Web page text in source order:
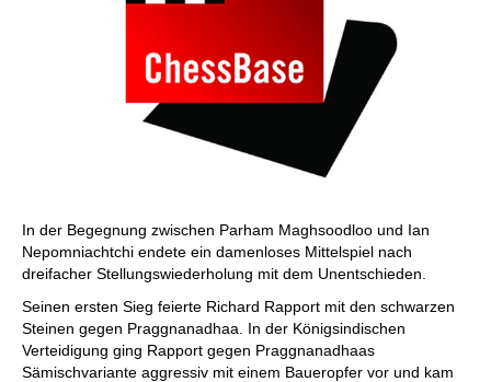
In der Begegnung zwischen Parham Maghsoodloo und Ian
Nepomniachtchi endete ein damenloses Mittelspiel nach
dreifacher Stellungswiederholung mit dem Unentschieden.
Seinen ersten Sieg feierte Richard Rapport mit den schwarzen
Steinen gegen Praggnanadhaa. In der Königsindischen
Verteidigung ging Rapport gegen Praggnanadhaas
Sämischvariante aggressiv mit einem Baueropfer vor und kam